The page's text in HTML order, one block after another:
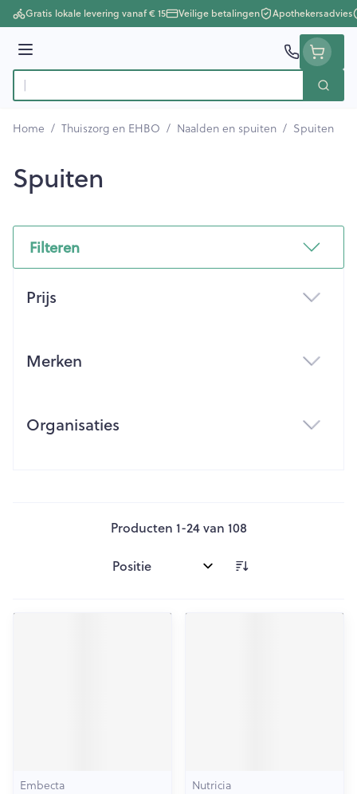
Ga naar de inhoud
Gratis lokale levering vanaf € 15 Veilige betalingen Apothekersadvies
Menu
Product, merk, categorie...
Zoek
Home / Thuiszorg en EHBO / Naalden en spuiten / Spuiten
Spuiten
Filteren
Prijs
Merken
Organisaties
Producten 1-24van 108
Sorteer op:
Embecta Nutricia